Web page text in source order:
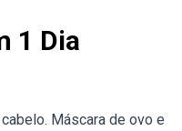
1 Dia
Máscara de ovo e